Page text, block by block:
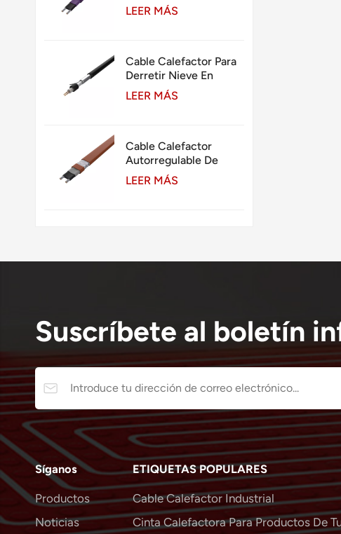
Alta Temperatura De
260 ℃
LEER MÁS
Cable Calefactor Para
Derretir Nieve En
Hormigón Y Asfalto
LEER MÁS
Cable Calefactor
Autorregulable De
Temperatura Media
135℃
LEER MÁS
Suscríbete al boletín
Síganos
Productos
Noticias
ETIQUETAS POPULARES
Cable Calefactor Industrial
Cinta Calefactora Para Productos De